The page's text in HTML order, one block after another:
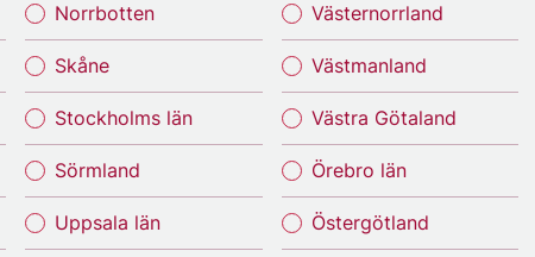
Norrbotten
Skåne
Stockholms län
Sörmland
Uppsala län
Västernorrland
Västmanland
Västra Götaland
Örebro län
Östergötland